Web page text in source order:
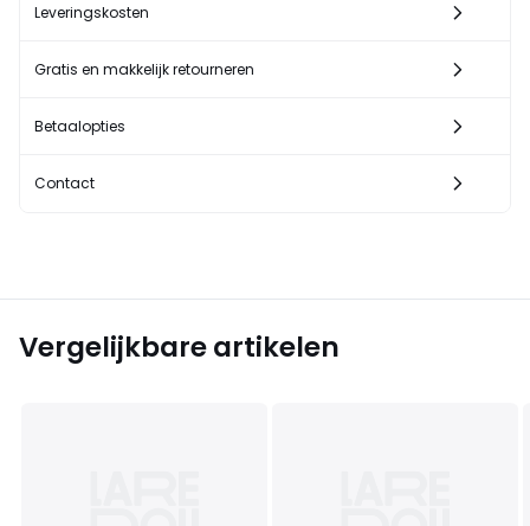
Leveringskosten
Gratis en makkelijk retourneren
Betaalopties
Contact
Vergelijkbare artikelen